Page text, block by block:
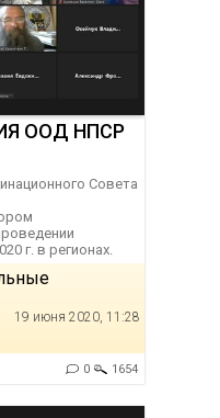
ООД НПСР
Совета
г. в регионах.
19 июня 2020, 11:28
0 1654